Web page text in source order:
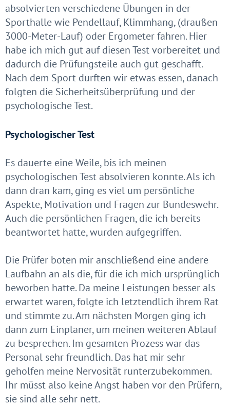
absolvierten verschiedene Übungen in der
Sporthalle wie Pendellauf, Klimmhang, (draußen
3000-Meter-Lauf) oder Ergometer fahren. Hier
habe ich mich gut auf diesen Test vorbereitet und
dadurch die Prüfungsteile auch gut geschafft.
Nach dem Sport durften wir etwas essen, danach
folgten die Sicherheitsüberprüfung und der
psychologische Test.
Psychologischer Test
Es dauerte eine Weile, bis ich meinen
psychologischen Test absolvieren konnte. Als ich
dann dran kam, ging es viel um persönliche
Aspekte, Motivation und Fragen zur Bundeswehr.
Auch die persönlichen Fragen, die ich bereits
beantwortet hatte, wurden aufgegriffen.
Die Prüfer boten mir anschließend eine andere
Laufbahn an als die, für die ich mich ursprünglich
beworben hatte. Da meine Leistungen besser als
erwartet waren, folgte ich letztendlich ihrem Rat
und stimmte zu. Am nächsten Morgen ging ich
dann zum Einplaner, um meinen weiteren Ablauf
zu besprechen. Im gesamten Prozess war das
Personal sehr freundlich. Das hat mir sehr
geholfen meine Nervosität runterzubekommen.
Ihr müsst also keine Angst haben vor den Prüfern,
sie sind alle sehr nett.